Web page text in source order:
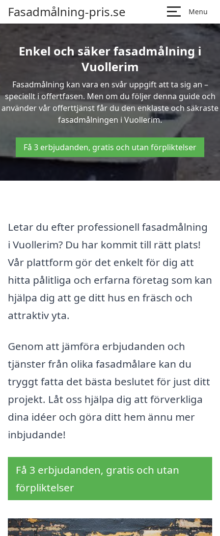
Fasadmålning-pris.se Menu
Enkel och säker fasadmålning i
Vuollerim
Fasadmålning kan vara en svår uppgift att ta sig an –
speciellt i offertfasen. Men om du följer denna guide och
använder vår offerttjänst får du den enklaste och säkraste
fasadmålningen i Vuollerim.
Få 3 erbjudanden, gratis och utan förpliktelser
Letar du efter professionell fasadmålning
i Vuollerim? Du har kommit till rätt plats!
Vår plattform gör det enkelt för dig att
hitta pålitliga och erfarna företag som kan
hjälpa dig att ge ditt hus en fräsch och
attraktiv yta.
Genom att jämföra erbjudanden och
tjänster från olika fasadmålare kan du
tryggt fatta det bästa beslutet för just ditt
projekt. Låt oss hjälpa dig att förverkliga
dina idéer och göra ditt hem ännu mer
inbjudande!
Få 3 erbjudanden, gratis och utan
förpliktelser